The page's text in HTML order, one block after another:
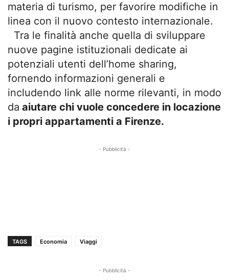
materia di turismo, per favorire modifiche in
linea con il nuovo contesto internazionale.
Tra le finalità anche quella di sviluppare
nuove pagine istituzionali dedicate ai
potenziali utenti dell’home sharing,
fornendo informazioni generali e
includendo link alle norme rilevanti, in modo
da aiutare chi vuole concedere in locazione
i propri appartamenti a Firenze.
- Pubblicità -
TAGS Economia Viaggi
- Pubblicità -